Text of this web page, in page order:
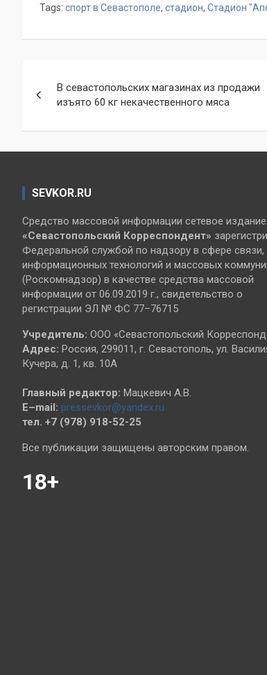
Tags: спорт в Севастополе, стадион, Стадион
по
записям
В севастопольских магазинах из продажи
изъято 60 кг некачественного мяса
SEVKOR.RU
Средство массовой информации сетевое издание
«Севастопольский Корреспондент»
Федеральной службой по надзору в сфере связи,
информационных технологий и массовых
(Роскомнадзор) в качестве средства массовой
информации от 06.09.2019 г., свидетельство о
регистрации ЭЛ № ФС 77–76715
Учредитель: ООО «Севастопольский
Адрес: Россия, 299011, г. Севастополь, ул.
Кучера, д. 1, кв. 10А
Главный редактор: Мацкевич А.В.
E–mail: pressevkor@yandex.ru
тел. +7 (978) 918-52-25
Все публикации защищены авторским правом.
18+